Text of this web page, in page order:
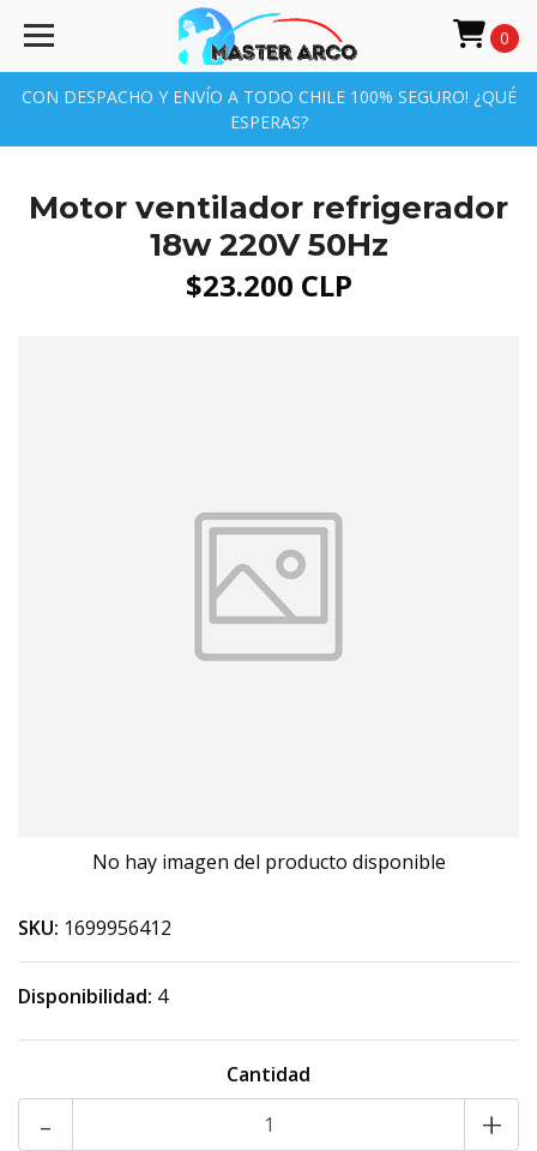
CON DESPACHO Y ENVÍO A TODO CHILE 100% SEGURO! ¿QUÉ
ESPERAS?
0
Motor ventilador refrigerador
18w 220V 50Hz
$23.200 CLP
No hay imagen del producto disponible
SKU: 1699956412
Disponibilidad: 4
Cantidad
- +